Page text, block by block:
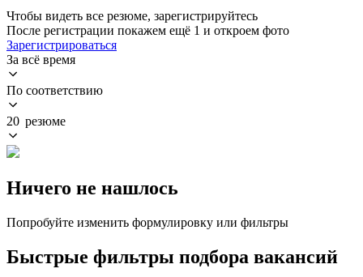
Чтобы видеть все резюме, зарегистрируйтесь
После регистрации покажем ещё 1 и откроем фото
Зарегистрироваться
За всё время
По соответствию
20 резюме
Ничего не нашлось
Попробуйте изменить формулировку или фильтры
Быстрые фильтры подбора вакансий